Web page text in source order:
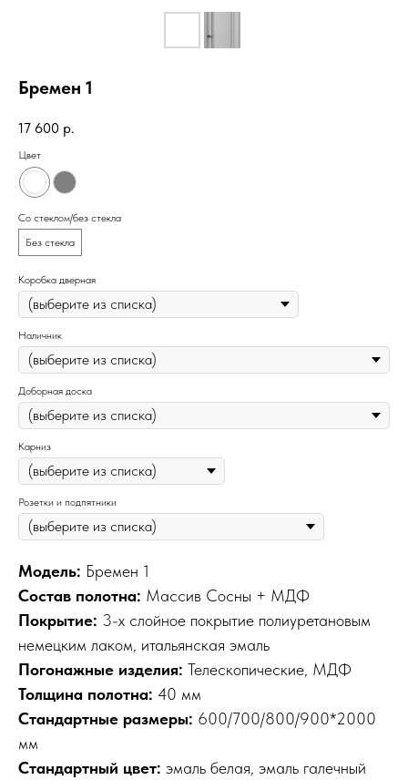
Бремен 1
17 600 р.
Цвет
Со стеклом/без стекла
Без стекла
Коробка дверная
Наличник
Доборная доска
Карниз
Розетки и подпятники
Модель: Бремен 1
Состав полотна: Массив Сосны + МДФ
Покрытие: 3-х слойное покрытие полиуретановым
немецким лаком, итальянская эмаль
Погонажные изделия: Телескопические, МДФ
Толщина полотна: 40 мм
Стандартные размеры: 600/700/800/900*2000
мм
Стандартный цвет: эмаль белая, эмаль галечный